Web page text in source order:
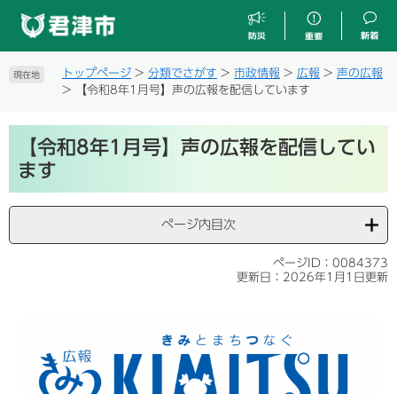
文
現在地 トップページ > 分類でさがす > 市政情報 > 広報 > 声の広報
>
【令和8年1月号】声の広報を配信しています
【令和8年1月号】声の広報を配信してい
ます
ページ内目次
ページID：0084373
更新日：2026年1月1日更新